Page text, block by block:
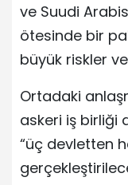
ve Suudi
ötesinde bir
büyük riskler
Ortadaki
askeri iş birliği
“üç devletten